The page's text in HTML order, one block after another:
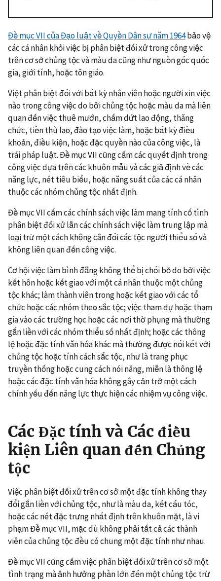
Đề mục VII của Đạo luật về Quyền Dân sự năm 1964bảo vệ
các cá nhân khỏi việc bị phân biệt đối xử trong công việc
trên cơ sở chủng tộc và màu da cũng như nguồn gốc quốc
gia, giới tính, hoặc tôn giáo.
Việt phân biệt đối với bất kỳ nhân viên hoặc người xin việc
nào trong công việc do bởi chủng tộc hoặc màu da mà liên
quan đến việc thuê mướn, chấm dứt lao động, thăng
chức, tiền thù lao, đào tạo việc làm, hoặc bất kỳ điều
khoản, điều kiện, hoặc đặc quyền nào của công việc, là
trái pháp luật. Đề mục VII cũng cấm các quyết định trong
công việc dựa trên các khuôn mẫu và các giả định về các
năng lực, nét tiêu biểu, hoặc năng suất của các cá nhân
thuộc các nhóm chủng tộc nhất định.
Đề mục VII cấm các chính sách việc làm mang tính cố tình
phân biệt đối xử lẫn các chính sách việc làm trung lập mà
loại trừ một cách không cân đối các tộc người thiểu số và
không liên quan đến công việc.
Cơ hội việc làm bình đẳng không thể bị chối bỏ do bởi việc
kết hôn hoặc kết giao với một cá nhân thuộc một chủng
tộc khác; làm thành viên trong hoặc kết giao với các tổ
chức hoặc các nhóm theo sắc tộc; việc tham dự hoặc tham
gia vào các trường học hoặc các nơi thờ phụng mà thường
gắn liền với các nhóm thiểu số nhất định; hoặc các thông
lệ hoặc đặc tính văn hóa khác mà thường được nối kết với
chủng tộc hoặc tính cách sắc tộc, như là trang phục
truyền thống hoặc cung cách nói năng, miễn là thông lệ
hoặc các đặc tính văn hóa không gây cản trở một cách
chính yếu đến năng lực thực hiện các nhiệm vụ công việc.
Các Đặc tính và Các điều
kiện Liên quan đến Chủng
tộc
Việc phân biệt đối xử trên cơ sở một đặc tính không thay
đổi gắn liền với chủng tộc, như là màu da, kết cấu tóc,
hoặc các nét đặc trưng nhất định trên khuôn mặt, là vi
phạm Đề mục VII, mặc dù không phải tất cả các thành
viên của chủng tộc đều có chung một đặc tính như nhau.
Đề mục VII cũng cấm việc phân biệt đối xử trên cơ sở một
tình trạng mà ảnh hưởng phần lớn đến một chủng tộc trừ